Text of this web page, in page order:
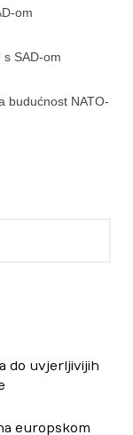
om
SAD-om
budućnost NATO-
do uvjerljivijih
europskom